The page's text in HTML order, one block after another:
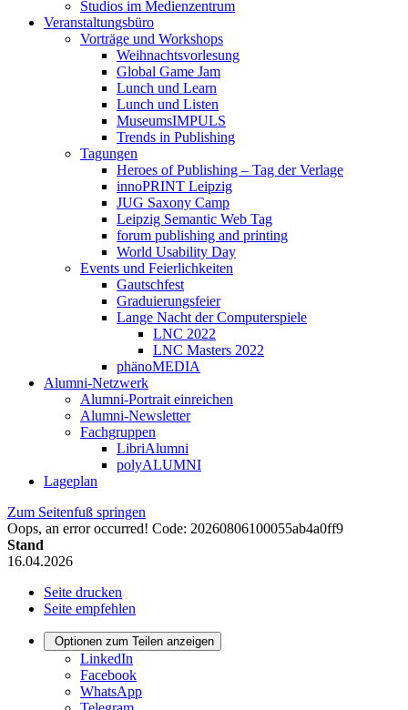
Studios im Medienzentrum
Veranstaltungsbüro
Vorträge und Workshops
Weihnachtsvorlesung
Global Game Jam
Lunch und Learn
Lunch und Listen
MuseumsIMPULS
Trends in Publishing
Tagungen
Heroes of Publishing – Tag der Verlage
innoPRINT Leipzig
JUG Saxony Camp
Leipzig Semantic Web Tag
forum publishing and printing
World Usability Day
Events und Feierlichkeiten
Gautschfest
Graduierungsfeier
Lange Nacht der Computerspiele
LNC 2022
LNC Masters 2022
phänoMEDIA
Alumni-Netzwerk
Alumni-Portrait einreichen
Alumni-Newsletter
Fachgruppen
LibriAlumni
polyALUMNI
Lageplan
Zum Seitenfuß springen
Oops, an error occurred! Code: 20260806100055ab4a0ff9
Stand
16.04.2026
Seite drucken
Seite empfehlen
Optionen zum Teilen anzeigen
LinkedIn
Facebook
WhatsApp